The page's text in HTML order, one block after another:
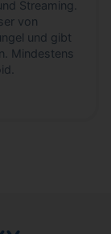
Streaming.
von
und gibt
Mindestens